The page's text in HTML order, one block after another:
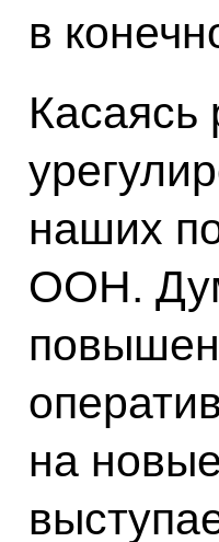
в
наших
ООН.
на